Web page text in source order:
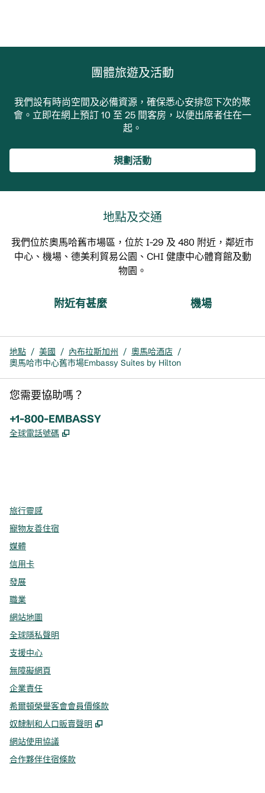
團體旅遊及活動
我們設有時尚空間及必備資源，確保悉心安排您下次的聚
會。立即在網上預訂 10 至 25 間客房，以便出席者住在一
起。
規劃活動
地點及交通
我們位於奧馬哈舊市場區，位於 I-29 及 480 附近，鄰近市
中心、機場、德美利貿易公園、CHI 健康中心體育館及動
物園。
附近有甚麼 機場
地點 / 美國 / 內布拉斯加州 / 奧馬哈酒店 /
奧馬哈市中心舊市場Embassy Suites by Hilton
您需要協助嗎？
電話：
+1-800-EMBASSY
全球電話號碼 ,
旅行靈感
寵物友善住宿
媒體
信用卡
發展
職業
網站地圖
全球隱私聲明
支援中心
無障礙網頁
企業責任
希爾頓榮譽客會會員價條款
奴隸制和人口販賣聲明
,
網站使用協議
合作夥伴住宿條款